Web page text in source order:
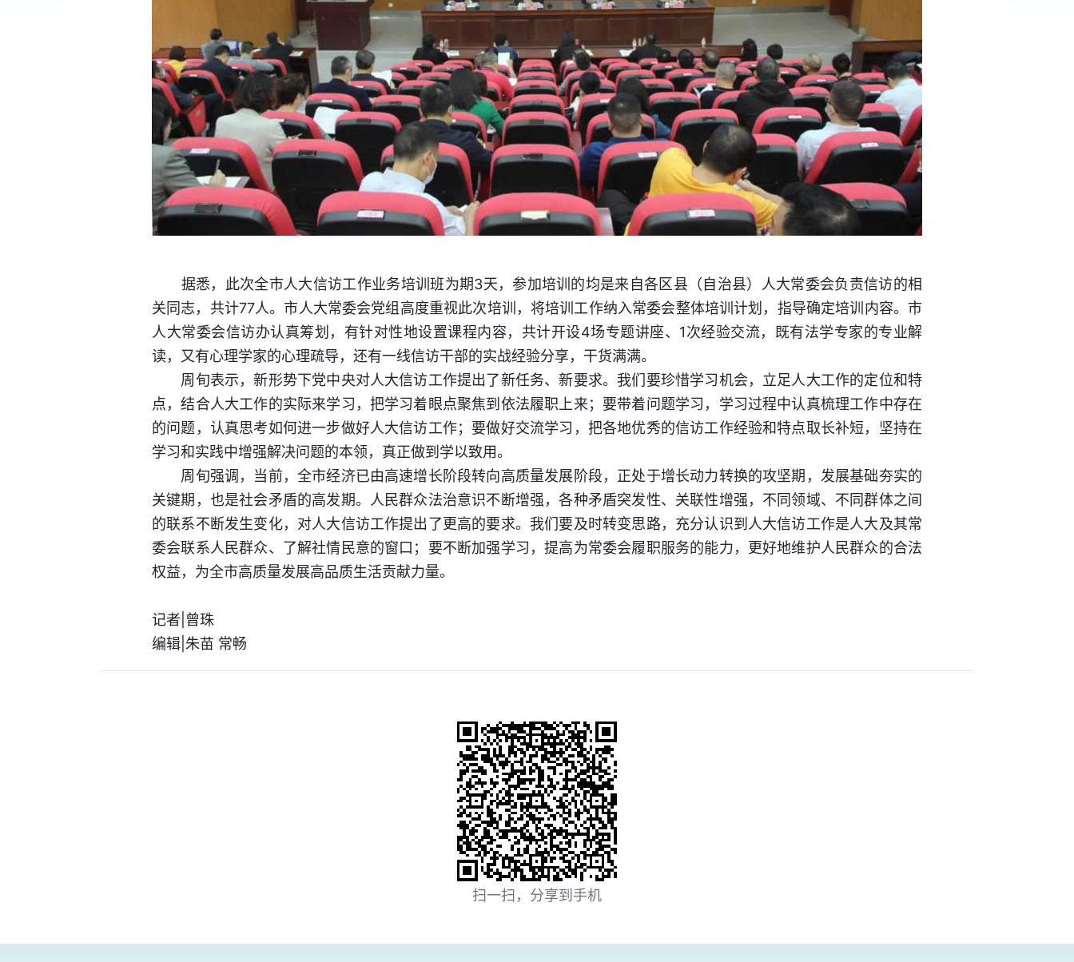
据悉，此次全市人大信访工作业务培训班为期3天，参加培训的均是来自各区县（自治县）人大常委会负责信访的相
关同志，共计77人。市人大常委会党组高度重视此次培训，将培训工作纳入常委会整体培训计划，指导确定培训内容。市
人大常委会信访办认真筹划，有针对性地设置课程内容，共计开设4场专题讲座、1次经验交流，既有法学专家的专业解
读，又有心理学家的心理疏导，还有一线信访干部的实战经验分享，干货满满。
周旬表示，新形势下党中央对人大信访工作提出了新任务、新要求。我们要珍惜学习机会，立足人大工作的定位和特
点，结合人大工作的实际来学习，把学习着眼点聚焦到依法履职上来；要带着问题学习，学习过程中认真梳理工作中存在
的问题，认真思考如何进一步做好人大信访工作；要做好交流学习，把各地优秀的信访工作经验和特点取长补短，坚持在
学习和实践中增强解决问题的本领，真正做到学以致用。
周旬强调，当前，全市经济已由高速增长阶段转向高质量发展阶段，正处于增长动力转换的攻坚期，发展基础夯实的
关键期，也是社会矛盾的高发期。人民群众法治意识不断增强，各种矛盾突发性、关联性增强，不同领域、不同群体之间
的联系不断发生变化，对人大信访工作提出了更高的要求。我们要及时转变思路，充分认识到人大信访工作是人大及其常
委会联系人民群众、了解社情民意的窗口；要不断加强学习，提高为常委会履职服务的能力，更好地维护人民群众的合法
权益，为全市高质量发展高品质生活贡献力量。
记者|曾珠
编辑|朱苗 常畅
扫一扫，分享到手机